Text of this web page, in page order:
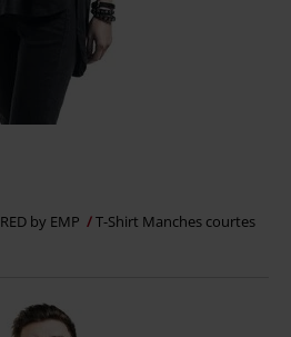
RED by EMP T-Shirt Manches courtes